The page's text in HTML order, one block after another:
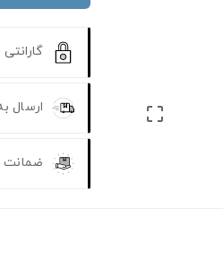
 ارسال
ضمانت